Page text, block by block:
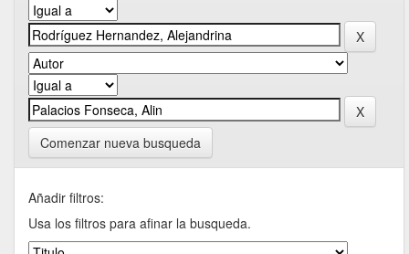
Comenzar nueva busqueda
Añadir filtros:
Usa los filtros para afinar la busqueda.